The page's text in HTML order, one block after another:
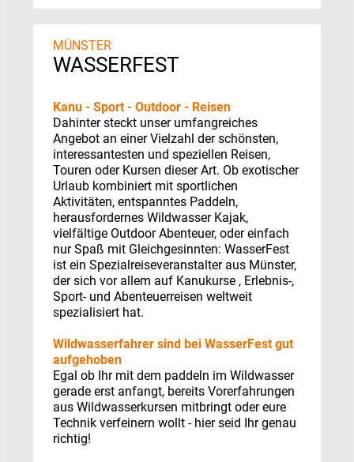
MÜNSTER
WASSERFEST
Kanu - Sport - Outdoor - Reisen
Dahinter steckt unser umfangreiches
Angebot an einer Vielzahl der schönsten,
interessantesten und speziellen Reisen,
Touren oder Kursen dieser Art. Ob exotischer
Urlaub kombiniert mit sportlichen
Aktivitäten, entspanntes Paddeln,
herausfordernes Wildwasser Kajak,
vielfältige Outdoor Abenteuer, oder einfach
nur Spaß mit Gleichgesinnten: WasserFest
ist ein Spezialreiseveranstalter aus Münster,
der sich vor allem auf Kanukurse , Erlebnis-,
Sport- und Abenteuerreisen weltweit
spezialisiert hat.
Wildwasserfahrer sind bei WasserFest gut
aufgehoben
Egal ob Ihr mit dem paddeln im Wildwasser
gerade erst anfangt, bereits Vorerfahrungen
aus Wildwasserkursen mitbringt oder eure
Technik verfeinern wollt - hier seid Ihr genau
richtig!